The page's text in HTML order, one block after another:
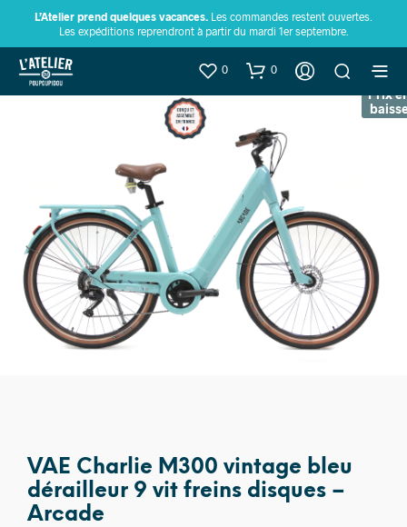
L’Atelier prend quelques vacances. Les commandes restent ouvertes.
Les expéditions reprendront à partir du mardi 1er septembre.
0 0
Prix
VAE Charlie M300 vintage bleu
dérailleur 9 vit freins disques –
Arcade